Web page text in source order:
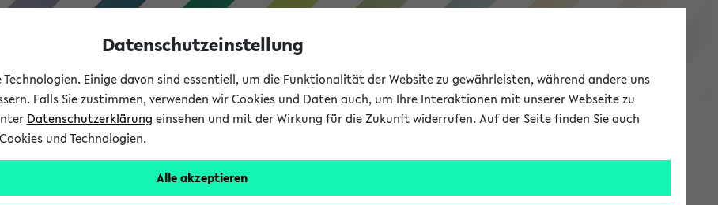
eKVV
Studium
und Newsfeeds
Datenschutzeinstellung
Einige davon sind essentiell, um die Funktionalität der Website zu gewährleisten, während andere uns
Falls Sie zustimmen, verwenden wir Cookies und Daten auch, um Ihre Interaktionen mit unserer Webseite zu
Datenschutzerklärung einsehen und mit der Wirkung für die Zukunft widerrufen. Auf der Seite finden Sie auch
und Technologien.
Alle akzeptieren